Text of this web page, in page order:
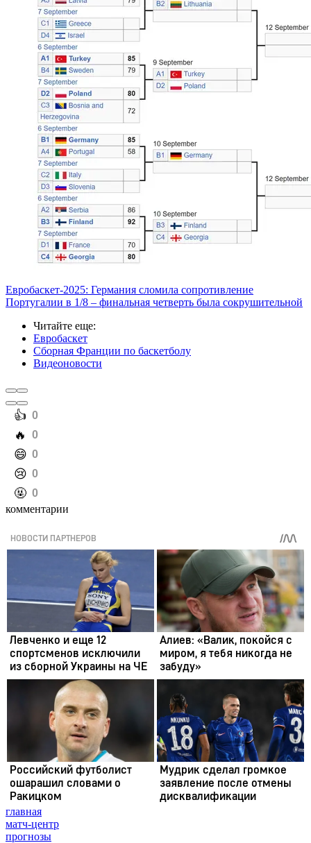
Евробаскет-2025: Германия сломила сопротивление
Португалии в 1/8 – финальная четверть была сокрушительной
Читайте еще:
Евробаскет
Сборная Франции по баскетболу
Видеоновости
️👍 0
️🔥 0
️😄 0
️😢 0
️🤬 0
комментарии
главная
матч-центр
прогнозы